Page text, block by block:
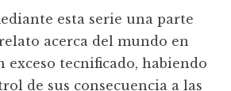
esta serie una parte
acerca del mundo en
exceso tecnificado, habiendo
de sus consecuencia a las